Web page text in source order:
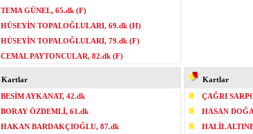
TEMA GÜNEL, 65.dk (F)
HÜSEYİN TOPALOĞLULARI, 69.dk (H)
HÜSEYİN TOPALOĞLULARI, 79.dk (F)
CEMAL PAYTONCULAR, 82.dk (F)
Kartlar
BESİM AYKANAT, 42.dk
BORAY ÖZDEMLİ, 61.dk
HAKAN BARDAKÇIOĞLU, 87.dk
Kartlar
ÇAĞRI
HASAN
HALİL